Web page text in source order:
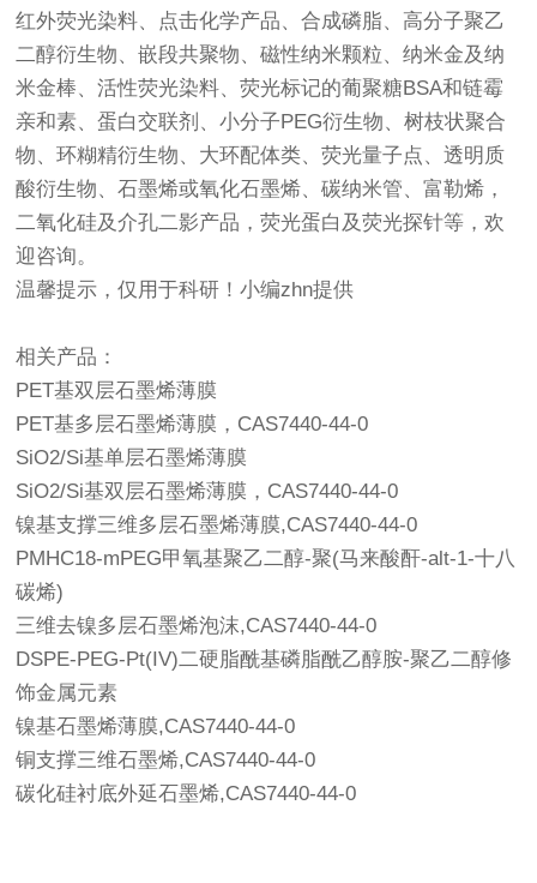
红外荧光染料、点击化学产品、合成磷脂、高分子聚乙
二醇衍生物、嵌段共聚物、磁性纳米颗粒、纳米金及纳
米金棒、活性荧光染料、荧光标记的葡聚糖BSA和链霉
亲和素、蛋白交联剂、小分子PEG衍生物、树枝状聚合
物、环糊精衍生物、大环配体类、荧光量子点、透明质
酸衍生物、石墨烯或氧化石墨烯、碳纳米管、富勒烯，
二氧化硅及介孔二影产品，荧光蛋白及荧光探针等，欢
迎咨询。
温馨提示，仅用于科研！小编zhn提供
相关产品：
PET基双层石墨烯薄膜
PET基多层石墨烯薄膜，CAS7440-44-0
SiO2/Si基单层石墨烯薄膜
SiO2/Si基双层石墨烯薄膜，CAS7440-44-0
镍基支撑三维多层石墨烯薄膜,CAS7440-44-0
PMHC18-mPEG甲氧基聚乙二醇-聚(马来酸酐-alt-1-十八
碳烯)
三维去镍多层石墨烯泡沫,CAS7440-44-0
DSPE-PEG-Pt(IV)二硬脂酰基磷脂酰乙醇胺-聚乙二醇修
饰金属元素
镍基石墨烯薄膜,CAS7440-44-0
铜支撑三维石墨烯,CAS7440-44-0
碳化硅衬底外延石墨烯,CAS7440-44-0